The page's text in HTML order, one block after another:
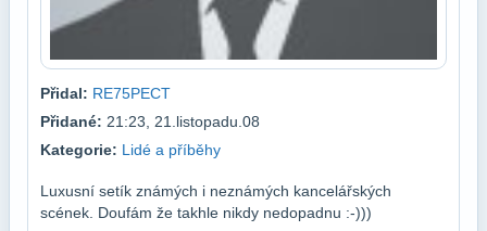
Přidal: RE75PECT
Přidané: 21:23, 21.listopadu.08
Kategorie: Lidé a příběhy
Luxusní setík známých i neznámých kancelářských
scének. Doufám že takhle nikdy nedopadnu :-)))